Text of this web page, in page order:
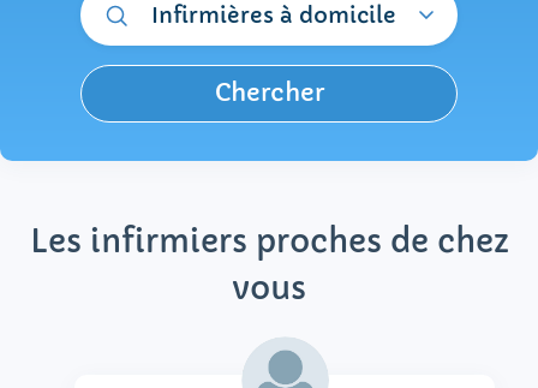
Infirmières à domicile
Chercher
Les infirmiers proches de chez
vous